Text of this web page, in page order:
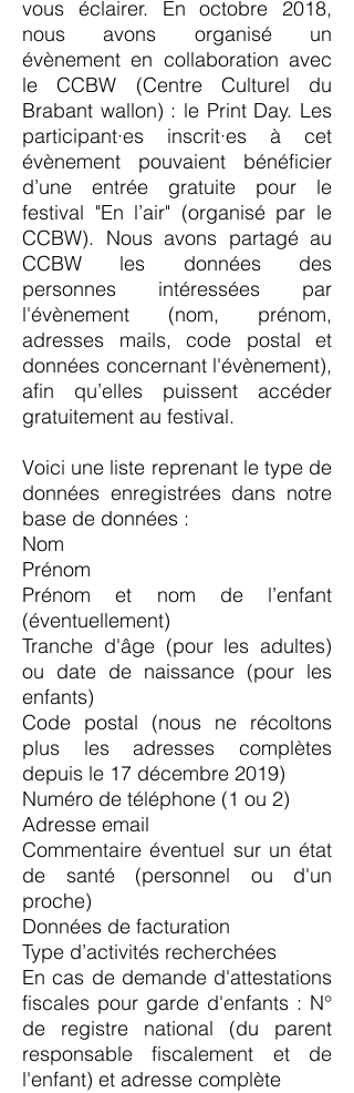
vous éclairer. En octobre 2018,
nous avons organisé un
évènement en collaboration avec
le CCBW (Centre Culturel du
Brabant wallon) : le Print Day. Les
participant·es inscrit·es à cet
évènement pouvaient bénéficier
d’une entrée gratuite pour le
festival "En l’air" (organisé par le
CCBW). Nous avons partagé au
CCBW les données des
personnes intéressées par
l'évènement (nom, prénom,
adresses mails, code postal et
données concernant l'évènement),
afin qu’elles puissent accéder
gratuitement au festival.
Voici une liste reprenant le type de
données enregistrées dans notre
base de données :
Nom
Prénom
Prénom et nom de l’enfant
(éventuellement)
Tranche d'âge (pour les adultes)
ou date de naissance (pour les
enfants)
Code postal (nous ne récoltons
plus les adresses complètes
depuis le 17 décembre 2019)
Numéro de téléphone (1 ou 2)
Adresse email
Commentaire éventuel sur un état
de santé (personnel ou d'un
proche)
Données de facturation
Type d’activités recherchées
En cas de demande d'attestations
fiscales pour garde d'enfants : N°
de registre national (du parent
responsable fiscalement et de
l'enfant) et adresse complète